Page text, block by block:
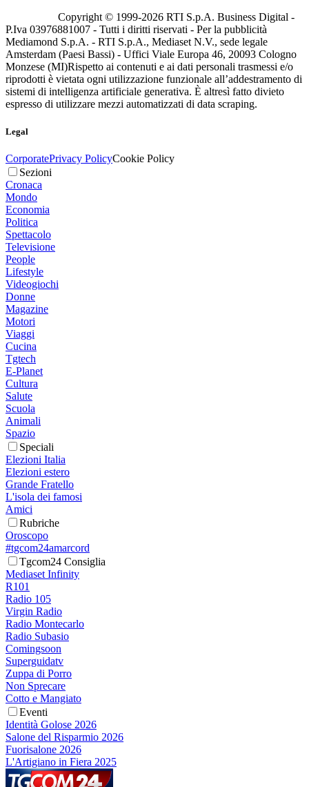
Copyright © 1999-2026 RTI S.p.A. Business Digital -
P.Iva 03976881007 - Tutti i diritti riservati - Per la pubblicità
Mediamond S.p.A. - RTI S.p.A., Mediaset N.V., sede legale
Amsterdam (Paesi Bassi) - Uffici Viale Europa 46, 20093 Cologno
Monzese (MI)Rispetto ai contenuti e ai dati personali trasmessi e/o
riprodotti è vietata ogni utilizzazione funzionale all’addestramento di
sistemi di intelligenza artificiale generativa. È altresì fatto divieto
espresso di utilizzare mezzi automatizzati di data scraping.
Legal
CorporatePrivacy PolicyCookie Policy
Sezioni
Cronaca
Mondo
Economia
Politica
Spettacolo
Televisione
People
Lifestyle
Videogiochi
Donne
Magazine
Motori
Viaggi
Cucina
Tgtech
E-Planet
Cultura
Salute
Scuola
Animali
Spazio
Speciali
Elezioni Italia
Elezioni estero
Grande Fratello
L'isola dei famosi
Amici
Rubriche
Oroscopo
#tgcom24amarcord
Tgcom24 Consiglia
Mediaset Infinity
R101
Radio 105
Virgin Radio
Radio Montecarlo
Radio Subasio
Comingsoon
Superguidatv
Zuppa di Porro
Non Sprecare
Cotto e Mangiato
Eventi
Identità Golose 2026
Salone del Risparmio 2026
Fuorisalone 2026
L'Artigiano in Fiera 2025